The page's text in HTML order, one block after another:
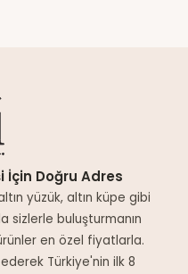
İçin Doğru Adres
yüzük, altın küpe gibi
sizlerle buluşturmanın
en özel fiyatlarla.
Türkiye'nin ilk 8